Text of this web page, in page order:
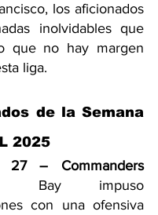
los aficionados
inolvidables que
que no hay margen
liga.
de la Semana
2025
27 – Commanders
Bay impuso
con una ofensiva